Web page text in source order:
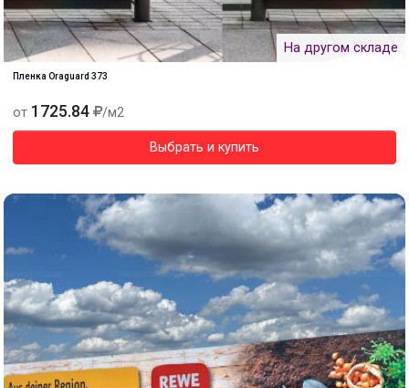
На другом складе
Пленка Oraguard 373
от 1725.84 /м2
Выбрать и купить